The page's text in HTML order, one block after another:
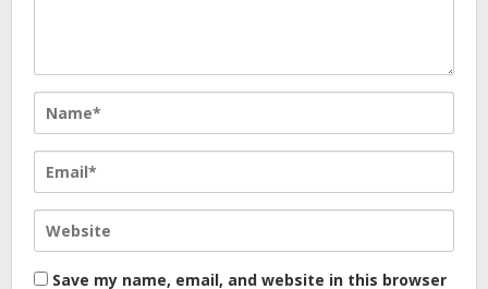
Save my name, email, and website in this browser